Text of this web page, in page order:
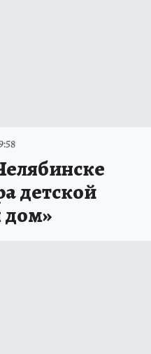
детской